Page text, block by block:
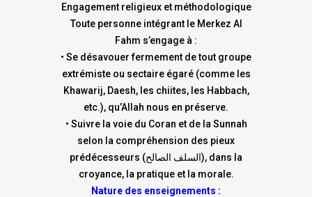
Engagement religieux et méthodologique
Toute personne intégrant le Merkez Al
Fahm s’engage à :
• Se désavouer fermement de tout groupe
extrémiste ou sectaire égaré (comme les
Khawarij, Daesh, les chiites, les Habbach,
etc.), qu’Allah nous en préserve.
• Suivre la voie du Coran et de la Sunnah
selon la compréhension des pieux
prédécesseurs (السلف الصالح), dans la
croyance, la pratique et la morale.
Nature des enseignements :